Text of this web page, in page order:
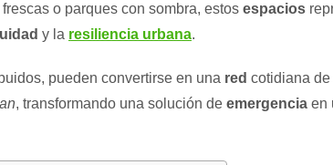
o parques con sombra, estos espacios
y la resiliencia urbana.
pueden convertirse en una red cotidiana
, transformando una solución de emergencia en